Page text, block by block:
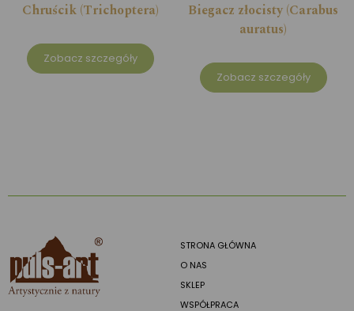
Chruścik (Trichoptera)
Zobacz szczegóły
Biegacz złocisty (Carabus
auratus)
Zobacz szczegóły
STRONA GŁÓWNA
O NAS
SKLEP
WSPÓŁPRACA